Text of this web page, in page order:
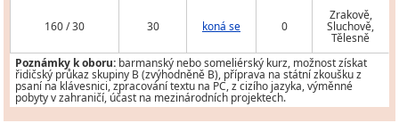
160 / 30 30 koná se 0
Zrakově,
Sluchově,
Tělesně
Poznámky k oboru: barmanský nebo someliérský kurz, možnost získat
řidičský průkaz skupiny B (zvýhodněně B), příprava na státní zkoušku z
psaní na klávesnici, zpracování textu na PC, z cizího jazyka, výměnné
pobyty v zahraničí, účast na mezinárodních projektech.